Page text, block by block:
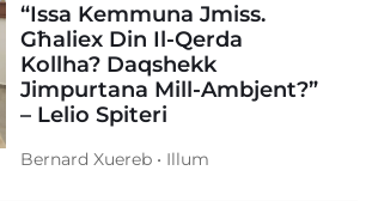
“Issa Kemmuna Jmiss.
Għaliex Din Il-Qerda
Kollha? Daqshekk
Jimpurtana Mill-Ambjent?”
– Lelio Spiteri
Bernard Xuereb • Illum